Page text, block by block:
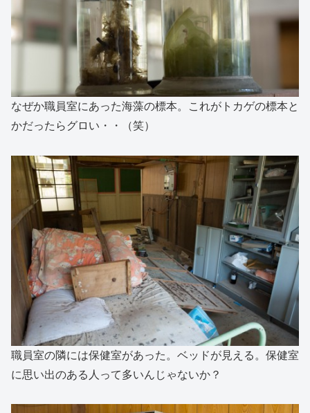
なぜか職員室にあった海藻の標本。これがトカゲの標本と
かだったらグロい・・（笑）
職員室の隣には保健室があった。ベッドが見える。保健室
に思い出のある人って多いんじゃないか？